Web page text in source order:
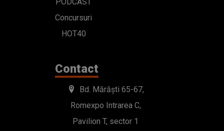
Concursuri
HOT40
Contact
Bd. Mărăști 65-67,
Romexpo Intrarea C,
Pavilion T, sector 1